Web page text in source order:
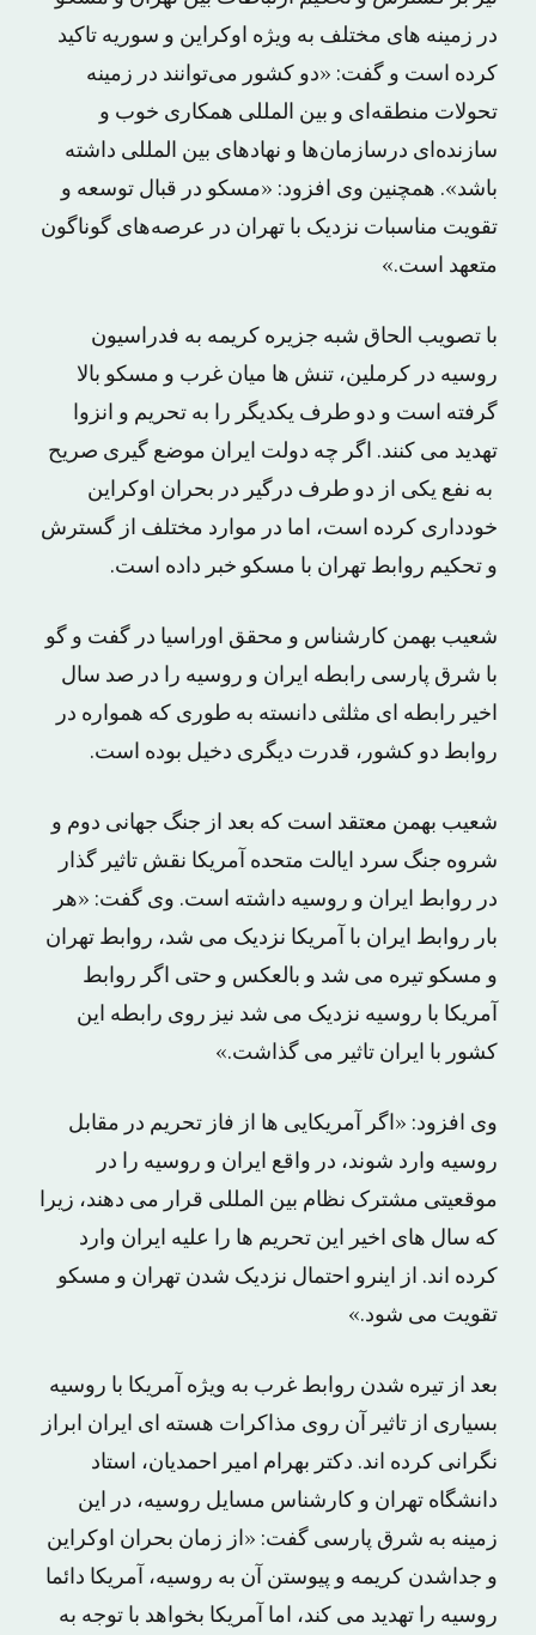
در زمینه های مختلف به ویژه اوکراین و سوریه تاکید
کرده است و گفت: «دو کشور می‌توانند در زمینه
تحولات منطقه‌ای و بین المللی همکاری خوب و
سازنده‌ای درسازمان‌ها و نهادهای بین المللی داشته
باشد». همچنین وی افزود: «مسکو در قبال توسعه و
تقویت مناسبات نزدیک با تهران در عرصه‌های گوناگون
متعهد است.»
با تصویب الحاق شبه جزیره کریمه به فدراسیون
روسیه در کرملین، تنش ها میان غرب و مسکو بالا
گرفته است و دو طرف یکدیگر را به تحریم و انزوا
تهدید می کنند. اگر چه دولت ایران موضع گیری صریح
به نفع یکی از دو طرف درگیر در بحران اوکراین
خودداری کرده است، اما در موارد مختلف از گسترش
و تحکیم روابط تهران با مسکو خبر داده است.
شعیب بهمن کارشناس و محقق اوراسیا در گفت و گو
با شرق پارسی رابطه ایران و روسیه را در صد سال
اخیر رابطه ای مثلثی دانسته به طوری که همواره در
روابط دو کشور، قدرت دیگری دخیل بوده است.
شعیب بهمن معتقد است که بعد از جنگ جهانی دوم و
شروه جنگ سرد ایالت متحده آمریکا نقش تاثیر گذار
در روابط ایران و روسیه داشته است. وی گفت: «هر
بار روابط ایران با آمریکا نزدیک می شد، روابط تهران
و مسکو تیره می شد و بالعکس و حتی اگر روابط
آمریکا با روسیه نزدیک می شد نیز روی رابطه این
کشور با ایران تاثیر می گذاشت.»
وی افزود: «اگر آمریکایی ها از فاز تحریم در مقابل
روسیه وارد شوند، در واقع ایران و روسیه را در
موقعیتی مشترک نظام بین المللی قرار می دهند، زیرا
که سال های اخیر این تحریم ها را علیه ایران وارد
کرده اند. از اینرو احتمال نزدیک شدن تهران و مسکو
تقویت می شود.»
بعد از تیره شدن روابط غرب به ویژه آمریکا با روسیه
بسیاری از تاثیر آن روی مذاکرات هسته ای ایران ابراز
نگرانی کرده اند. دکتر بهرام امیر احمدیان، استاد
دانشگاه تهران و کارشناس مسایل روسیه، در این
زمینه به شرق پارسی گفت: «از زمان بحران اوکراین
و جداشدن کریمه و پیوستن آن به روسیه، آمریکا دائما
روسیه را تهدید می کند، اما آمریکا بخواهد با توجه به